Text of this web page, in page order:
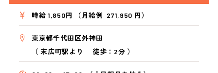
時給 1,850円 （月給例 271,950 円）
東京都千代田区外神田
（末広町駅より 徒歩：2分 ）